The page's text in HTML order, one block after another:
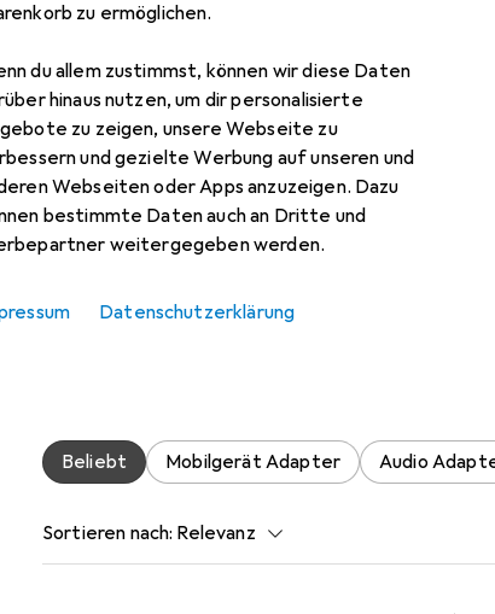
zu ermöglichen.
du allem zustimmst, können wir diese Daten
hinaus nutzen, um dir personalisierte
zu zeigen, unsere Webseite zu
und gezielte Werbung auf unseren und
Webseiten oder Apps anzuzeigen. Dazu
bestimmte Daten auch an Dritte und
weitergegeben werden.
Datenschutzerklärung
Panasonic RP-HT 030
Keine
Beliebt Mobilgerät Adapter Audio
Sortieren nach: Relevanz